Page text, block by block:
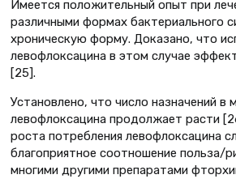
Имеется положительный опыт при
различными формах бактериального
хроническую форму. Доказано, что
левофлоксацина в этом случае
[25].
Установлено, что число назначений в
левофлоксацина продолжает расти
роста потребления левофлоксацина
благоприятное соотношение польза/
многими другими препаратами